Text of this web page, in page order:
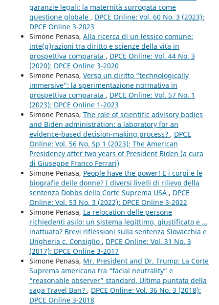
garanzie legali: la maternità surrogata come
questione globale , DPCE Online: Vol. 60 No. 3 (2023):
DPCE Online 3-2023
Simone Penasa, Alla ricerca di un lessico comune:
inte(g)razioni tra diritto e scienze della vita in
prospettiva comparata , DPCE Online: Vol. 44 No. 3
(2020): DPCE Online 3-2020
Simone Penasa, Verso un diritto “technologically
immersive”: la sperimentazione normativa in
prospettiva comparata , DPCE Online: Vol. 57 No. 1
(2023): DPCE Online 1-2023
Simone Penasa, The role of scientific advisory bodies
and Biden administration: a laboratory for an
evidence-based decision-making process? , DPCE
Online: Vol. 56 No. Sp 1 (2023): The American
Presidency after two years of President Biden (a cura
di Giuseppe Franco Ferrari)
Simone Penasa, People have the power! E i corpi e le
biografie delle donne? I diversi livelli di rilievo della
sentenza Dobbs della Corte Suprema USA , DPCE
Online: Vol. 53 No. 3 (2022): DPCE Online 3-2022
Simone Penasa, La relocation delle persone
richiedenti asilo: un sistema legittimo, giustificato e …
inattuato? Brevi riflessioni sulla sentenza Slovacchia e
Ungheria c. Consiglio , DPCE Online: Vol. 31 No. 3
(2017): DPCE Online 3-2017
Simone Penasa, Mr. President and Dr. Trump: La Corte
Suprema americana tra “facial neutrality” e
“reasonable observer” standard. Ultima puntata della
saga Travel Ban? , DPCE Online: Vol. 36 No. 3 (2018):
DPCE Online 3-2018